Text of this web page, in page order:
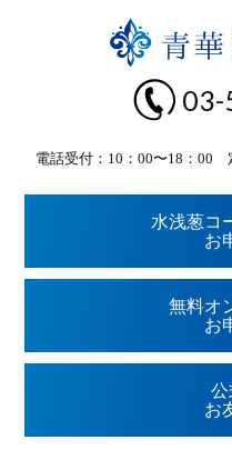
電話受付：10：00〜18：00
水浅葱コ
お
無料オ
お
公
お